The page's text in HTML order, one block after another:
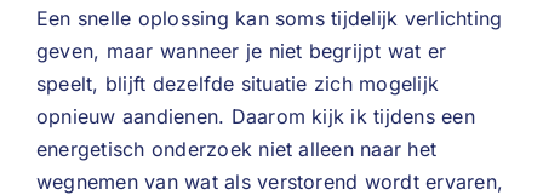
Een snelle oplossing kan soms tijdelijk verlichting
geven, maar wanneer je niet begrijpt wat er
speelt, blijft dezelfde situatie zich mogelijk
opnieuw aandienen. Daarom kijk ik tijdens een
energetisch onderzoek niet alleen naar het
wegnemen van wat als verstorend wordt ervaren,